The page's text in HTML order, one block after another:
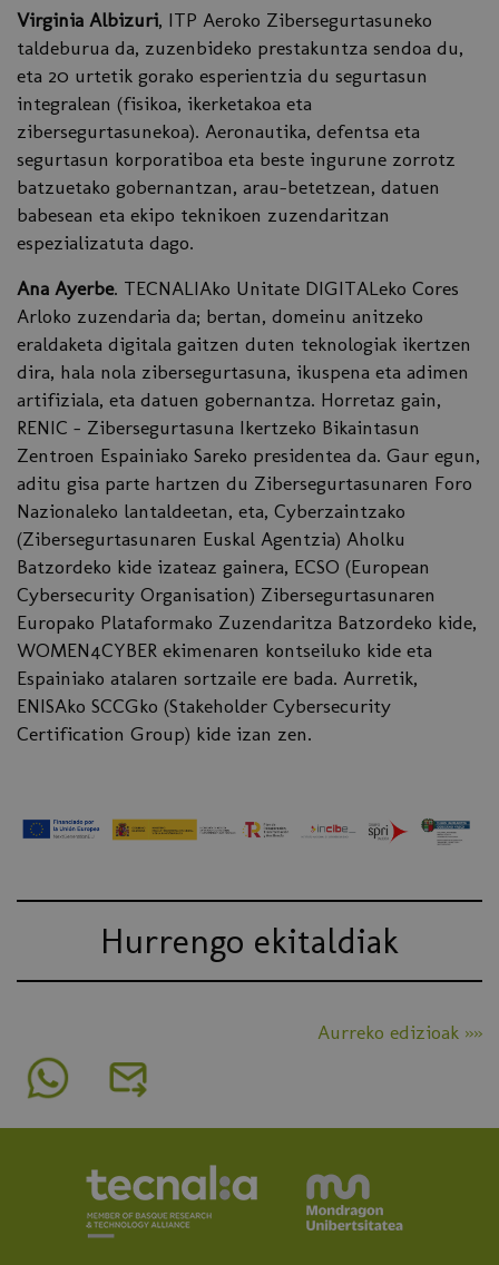
Virginia Albizuri, ITP Aeroko Zibersegurtasuneko
taldeburua da, zuzenbideko prestakuntza sendoa du,
eta 20 urtetik gorako esperientzia du segurtasun
integralean (fisikoa, ikerketakoa eta
zibersegurtasunekoa). Aeronautika, defentsa eta
segurtasun korporatiboa eta beste ingurune zorrotz
batzuetako gobernantzan, arau-betetzean, datuen
babesean eta ekipo teknikoen zuzendaritzan
espezializatuta dago.
Ana Ayerbe. TECNALIAko Unitate DIGITALeko Cores
Arloko zuzendaria da; bertan, domeinu anitzeko
eraldaketa digitala gaitzen duten teknologiak ikertzen
dira, hala nola zibersegurtasuna, ikuspena eta adimen
artifiziala, eta datuen gobernantza. Horretaz gain,
RENIC - Zibersegurtasuna Ikertzeko Bikaintasun
Zentroen Espainiako Sareko presidentea da. Gaur egun,
aditu gisa parte hartzen du Zibersegurtasunaren Foro
Nazionaleko lantaldeetan, eta, Cyberzaintzako
(Zibersegurtasunaren Euskal Agentzia) Aholku
Batzordeko kide izateaz gainera, ECSO (European
Cybersecurity Organisation) Zibersegurtasunaren
Europako Plataformako Zuzendaritza Batzordeko kide,
WOMEN4CYBER ekimenaren kontseiluko kide eta
Espainiako atalaren sortzaile ere bada. Aurretik,
ENISAko SCCGko (Stakeholder Cybersecurity
Certification Group) kide izan zen.
Hurrengo ekitaldiak
Aurreko edizioak »»